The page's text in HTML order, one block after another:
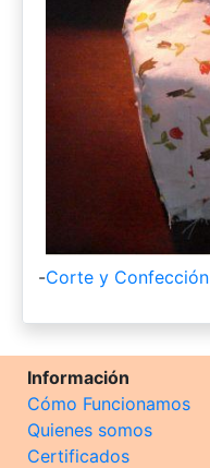
-Corte y
Información
Cómo Funcionamos
Quienes somos
Certificados